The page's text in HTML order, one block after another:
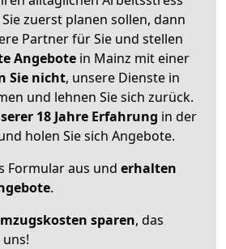
zuerst planen sollen, dann
Partner für Sie und stellen
Angebote in Mainz mit einer
Sie nicht, unsere Dienste in
und lehnen Sie sich zurück.
18 Jahre Erfahrung in der
holen Sie sich Angebote.
Formular aus und erhalten
.
sparen, das